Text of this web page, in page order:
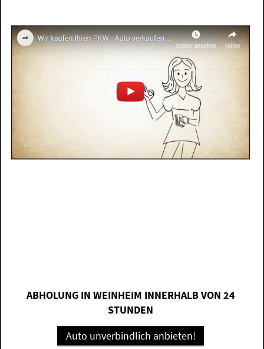
ABHOLUNG IN WEINHEIM INNERHALB VON 24
STUNDEN
Auto unverbindlich anbieten!